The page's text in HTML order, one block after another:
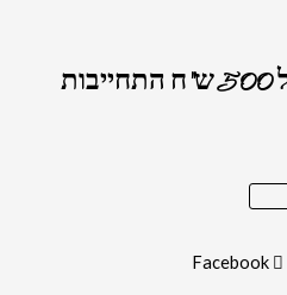
משלוח חינם בקנייה מעל 500 ש"ח התחייבות
Facebook